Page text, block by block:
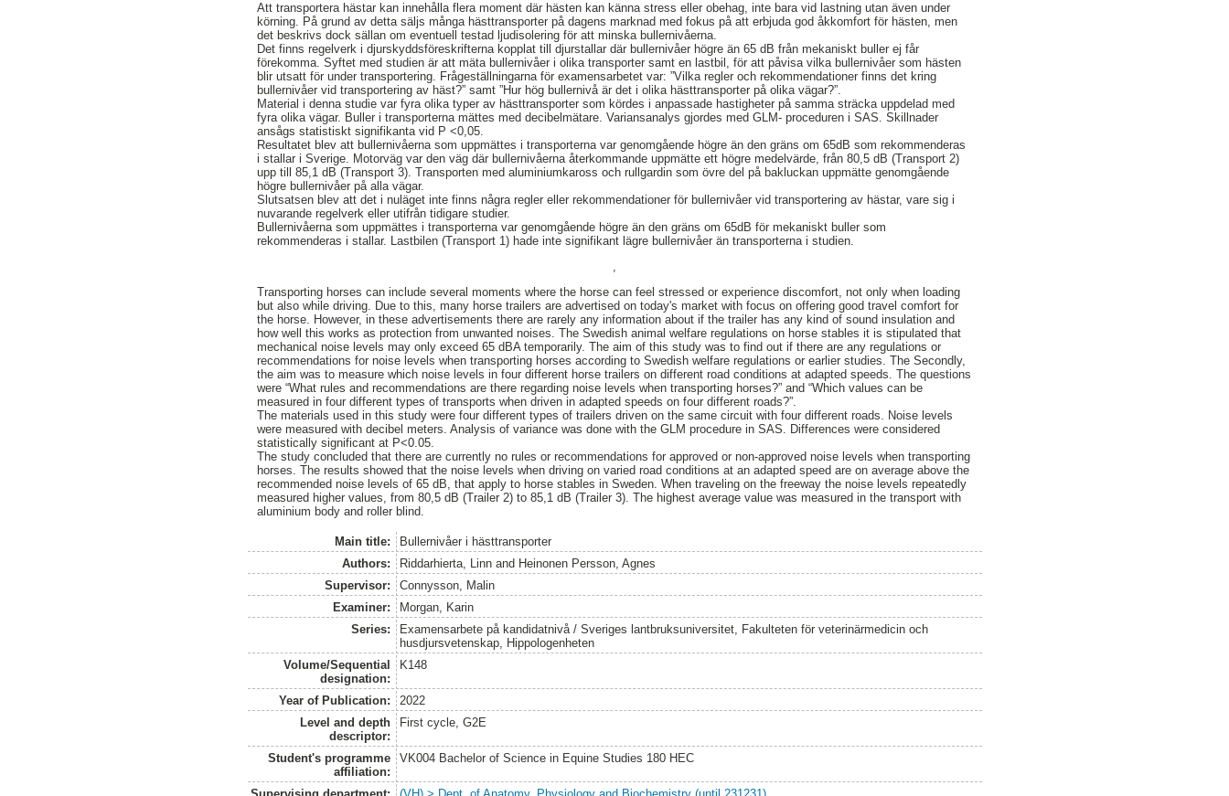
Att transportera hästar kan innehålla flera moment där hästen kan känna stress eller obehag, inte bara vid lastning utan även under
körning. På grund av detta säljs många hästtransporter på dagens marknad med fokus på att erbjuda god åkkomfort för hästen, men
det beskrivs dock sällan om eventuell testad ljudisolering för att minska bullernivåerna.
Det finns regelverk i djurskyddsföreskrifterna kopplat till djurstallar där bullernivåer högre än 65 dB från mekaniskt buller ej får
förekomma. Syftet med studien är att mäta bullernivåer i olika transporter samt en lastbil, för att påvisa vilka bullernivåer som hästen
blir utsatt för under transportering. Frågeställningarna för examensarbetet var: ”Vilka regler och rekommendationer finns det kring
bullernivåer vid transportering av häst?” samt ”Hur hög bullernivå är det i olika hästtransporter på olika vägar?”.
Material i denna studie var fyra olika typer av hästtransporter som kördes i anpassade hastigheter på samma sträcka uppdelad med
fyra olika vägar. Buller i transporterna mättes med decibelmätare. Variansanalys gjordes med GLM- proceduren i SAS. Skillnader
ansågs statistiskt signifikanta vid P <0,05.
Resultatet blev att bullernivåerna som uppmättes i transporterna var genomgående högre än den gräns om 65dB som rekommenderas
i stallar i Sverige. Motorväg var den väg där bullernivåerna återkommande uppmätte ett högre medelvärde, från 80,5 dB (Transport 2)
upp till 85,1 dB (Transport 3). Transporten med aluminiumkaross och rullgardin som övre del på bakluckan uppmätte genomgående
högre bullernivåer på alla vägar.
Slutsatsen blev att det i nuläget inte finns några regler eller rekommendationer för bullernivåer vid transportering av hästar, vare sig i
nuvarande regelverk eller utifrån tidigare studier.
Bullernivåerna som uppmättes i transporterna var genomgående högre än den gräns om 65dB för mekaniskt buller som
rekommenderas i stallar. Lastbilen (Transport 1) hade inte signifikant lägre bullernivåer än transporterna i studien.
Transporting horses can include several moments where the horse can feel stressed or experience discomfort, not only when loading
but also while driving. Due to this, many horse trailers are advertised on today's market with focus on offering good travel comfort for
the horse. However, in these advertisements there are rarely any information about if the trailer has any kind of sound insulation and
how well this works as protection from unwanted noises. The Swedish animal welfare regulations on horse stables it is stipulated that
mechanical noise levels may only exceed 65 dBA temporarily. The aim of this study was to find out if there are any regulations or
recommendations for noise levels when transporting horses according to Swedish welfare regulations or earlier studies. The Secondly,
the aim was to measure which noise levels in four different horse trailers on different road conditions at adapted speeds. The questions
were “What rules and recommendations are there regarding noise levels when transporting horses?” and “Which values can be
measured in four different types of transports when driven in adapted speeds on four different roads?”.
The materials used in this study were four different types of trailers driven on the same circuit with four different roads. Noise levels
were measured with decibel meters. Analysis of variance was done with the GLM procedure in SAS. Differences were considered
statistically significant at P<0.05.
The study concluded that there are currently no rules or recommendations for approved or non-approved noise levels when transporting
horses. The results showed that the noise levels when driving on varied road conditions at an adapted speed are on average above the
recommended noise levels of 65 dB, that apply to horse stables in Sweden. When traveling on the freeway the noise levels repeatedly
measured higher values, from 80,5 dB (Trailer 2) to 85,1 dB (Trailer 3). The highest average value was measured in the transport with
aluminium body and roller blind.
Main title:
Bullernivåer i hästtransporter
Authors:
Riddarhierta, Linnand Heinonen Persson, Agnes
Supervisor:
Connysson, Malin
Examiner:
Morgan, Karin
Series:
Examensarbete på kandidatnivå / Sveriges lantbruksuniversitet, Fakulteten för veterinärmedicin och
husdjursvetenskap, Hippologenheten
Volume/Sequential
designation:
K148
Year of Publication:
2022
Level and depth
descriptor:
First cycle, G2E
Student's programme
affiliation:
VK004 Bachelor of Science in Equine Studies 180 HEC